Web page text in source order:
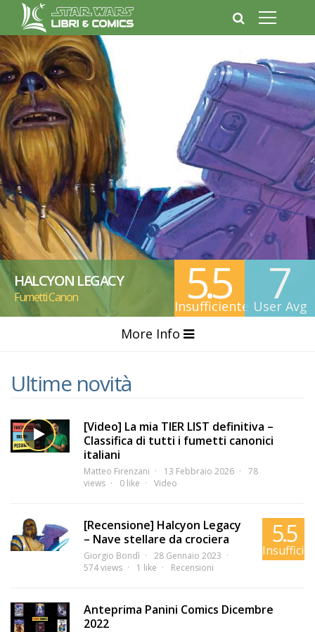
HALCYON LEGACY
Fumetti Canon 5.5
Insufficiente 7
User Avg
More Info
Ultime novità
[Video] La mia TIER LIST definitiva –
Classifica di tutti i fumetti canonici
italiani
Matteo Firenzani 13 Febbraio 2026
78
views
0 like Video
[Recensione] Halcyon Legacy
– Nave stellare da crociera
Giorgio Bondì
28 Gennaio 2023
574 views
1 like Recensioni
5.5
Anteprima Panini Comics Dicembre
2022